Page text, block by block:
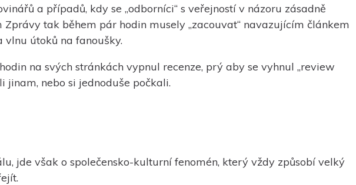
a případů, kdy se „odborníci“ s veřejností v názoru zásadně
tak během pár hodin musely „zacouvat“ navazujícím článkem
vlnu útoků na fanoušky.
na svých stránkách vypnul recenze, prý aby se vyhnul „review
jinam, nebo si jednoduše počkali.
jde však o společensko-kulturní fenomén, který vždy způsobí velký